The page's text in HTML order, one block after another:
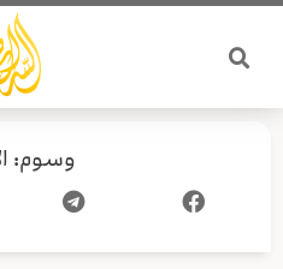
تخطي
المحتوى
وسوم: